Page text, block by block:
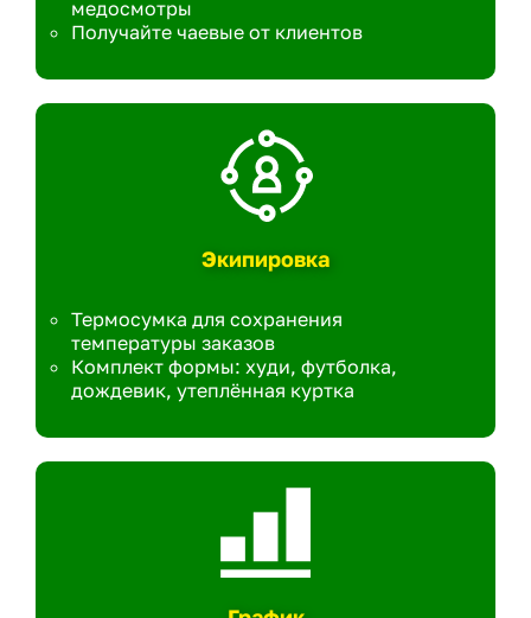
медосмотры
Получайте чаевые от клиентов
Экипировка
Термосумка для сохранения
температуры заказов
Комплект формы: худи, футболка,
дождевик, утеплённая куртка